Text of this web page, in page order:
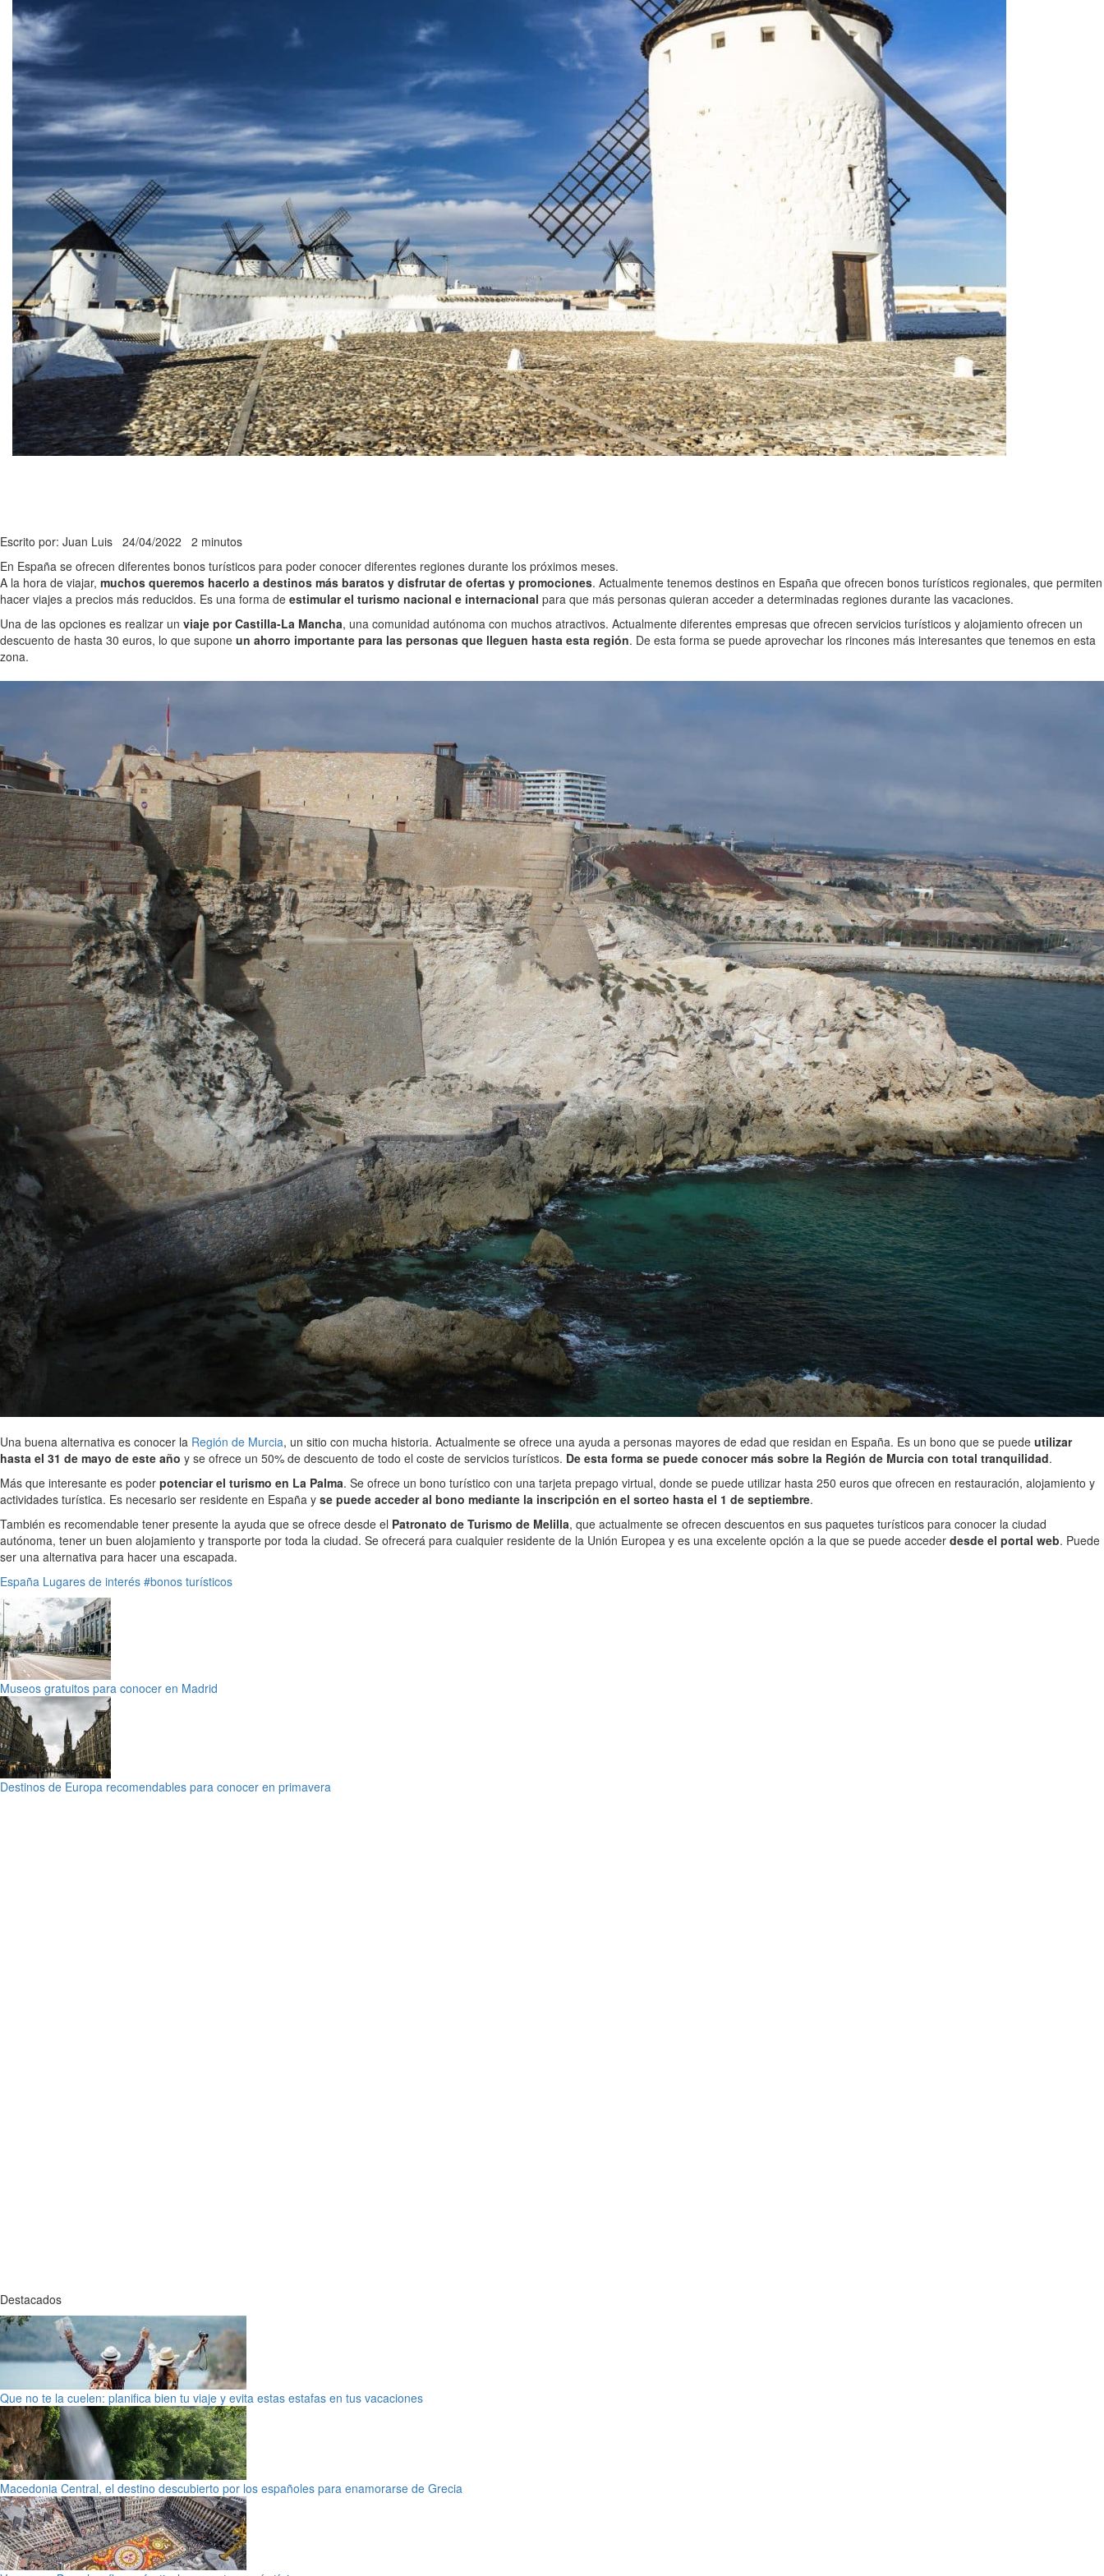
Escrito por: Juan Luis 24/04/2022 2 minutos
En España se ofrecen diferentes bonos turísticos para poder conocer diferentes regiones durante los próximos meses.
A la hora de viajar, muchos queremos hacerlo a destinos más baratos y disfrutar de ofertas y promociones. Actualmente tenemos destinos en España que ofrecen bonos turísticos regionales, que permiten
hacer viajes a precios más reducidos. Es una forma de estimular el turismo nacional e internacional para que más personas quieran acceder a determinadas regiones durante las vacaciones.
Una de las opciones es realizar un viaje por Castilla-La Mancha, una comunidad autónoma con muchos atractivos. Actualmente diferentes empresas que ofrecen servicios turísticos y alojamiento ofrecen un
descuento de hasta 30 euros, lo que supone un ahorro importante para las personas que lleguen hasta esta región. De esta forma se puede aprovechar los rincones más interesantes que tenemos en esta
zona.
Una buena alternativa es conocer la Región de Murcia, un sitio con mucha historia. Actualmente se ofrece una ayuda a personas mayores de edad que residan en España. Es un bono que se puede utilizar
hasta el 31 de mayo de este año y se ofrece un 50% de descuento de todo el coste de servicios turísticos. De esta forma se puede conocer más sobre la Región de Murcia con total tranquilidad.
Más que interesante es poder potenciar el turismo en La Palma. Se ofrece un bono turístico con una tarjeta prepago virtual, donde se puede utilizar hasta 250 euros que ofrecen en restauración, alojamiento y
actividades turística. Es necesario ser residente en España y se puede acceder al bono mediante la inscripción en el sorteo hasta el 1 de septiembre.
También es recomendable tener presente la ayuda que se ofrece desde el Patronato de Turismo de Melilla, que actualmente se ofrecen descuentos en sus paquetes turísticos para conocer la ciudad
autónoma, tener un buen alojamiento y transporte por toda la ciudad. Se ofrecerá para cualquier residente de la Unión Europea y es una excelente opción a la que se puede acceder desde el portal web. Puede
ser una alternativa para hacer una escapada.
España Lugares de interés #bonos turísticos
Museos gratuitos para conocer en Madrid
Destinos de Europa recomendables para conocer en primavera
Destacados
Que no te la cuelen: planifica bien tu viaje y evita estas estafas en tus vacaciones
Macedonia Central, el destino descubierto por los españoles para enamorarse de Grecia